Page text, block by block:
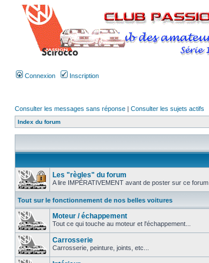
Connexion Inscription
Consulter les messages sans réponse | Consulter les sujets actifs
Index du forum
Les "règles" du forum
A lire IMPÉRATIVEMENT avant de poster sur ce forum
Tout sur le fonctionnement de nos belles voitures
Moteur / échappement
Tout ce qui touche au moteur et l'échappement...
Carrosserie
Carrosserie, peinture, joints, etc...